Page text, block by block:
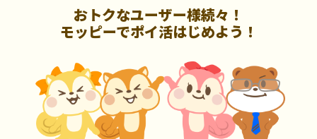
おトクなユーザー様続々！
モッピーでポイ活はじめよう！